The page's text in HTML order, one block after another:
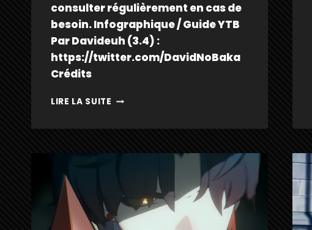
consulter régulièrement en cas de
besoin. Infographique / Guide YTB
Par Davideuh (3.4) :
https://twitter.com/DavidNoBaka
Crédits
LIRE LA SUITE ANAXA